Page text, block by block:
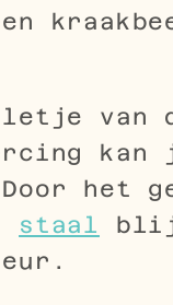
van
kan
het
staal